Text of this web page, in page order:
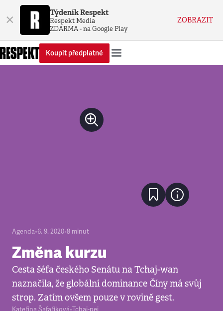
× Týdeník Respekt
Respekt Media
ZDARMA - na Google Play
ZOBRAZIT
Koupit předplatné
Agenda•6. 9. 2020•8 minut
Změna kurzu
Cesta šéfa českého Senátu na Tchaj-wan
naznačila, že globální dominance Číny má svůj
strop. Zatím ovšem pouze v rovině gest.